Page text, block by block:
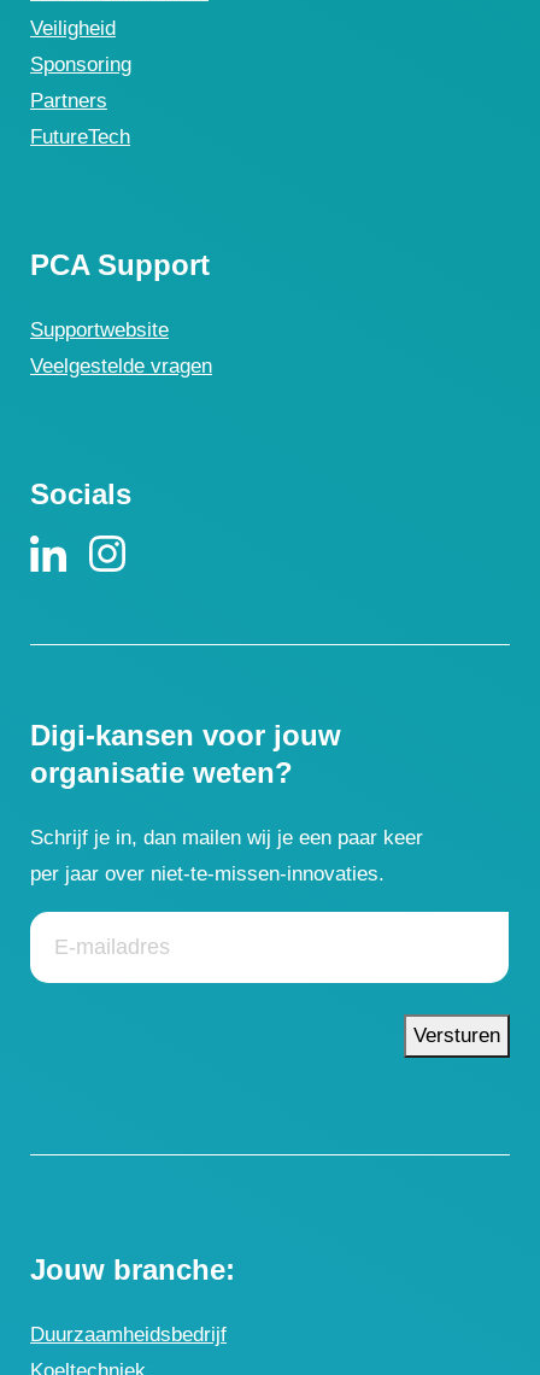
Veiligheid
Sponsoring
Partners
FutureTech
PCA Support
Supportwebsite
Veelgestelde vragen
Socials
Digi-kansen voor jouw
organisatie weten?
Schrijf je in, dan mailen wij je een paar keer
per jaar over niet-te-missen-innovaties.
Versturen
Jouw branche:
Duurzaamheidsbedrijf
Koeltechniek